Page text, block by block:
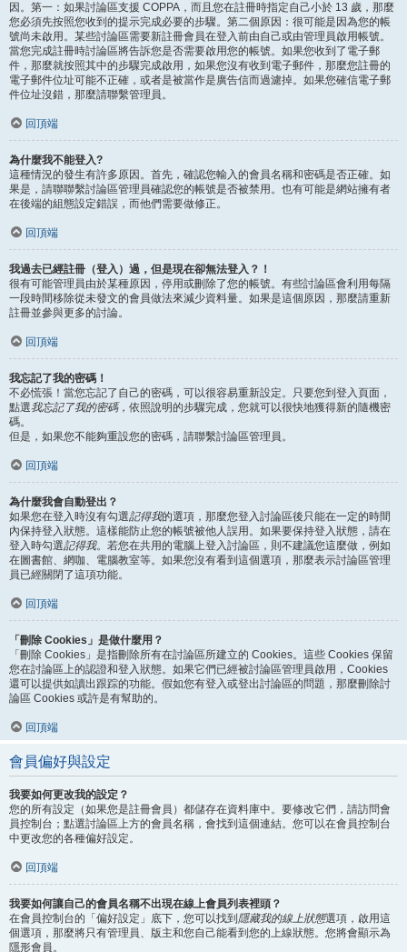
因。第一：如果討論區支援 COPPA，而且您在註冊時指定自己小於 13 歲，那麼
您必須先按照您收到的提示完成必要的步驟。第二個原因：很可能是因為您的帳
號尚未啟用。某些討論區需要新註冊會員在登入前由自己或由管理員啟用帳號。
當您完成註冊時討論區將告訴您是否需要啟用您的帳號。如果您收到了電子郵
件，那麼就按照其中的步驟完成啟用，如果您沒有收到電子郵件，那麼您註冊的
電子郵件位址可能不正確，或者是被當作是廣告信而過濾掉。如果您確信電子郵
件位址沒錯，那麼請聯繫管理員。
回頂端
為什麼我不能登入?
這種情況的發生有許多原因。首先，確認您輸入的會員名稱和密碼是否正確。如
果是，請聯聯繫討論區管理員確認您的帳號是否被禁用。也有可能是網站擁有者
在後端的組態設定錯誤，而他們需要做修正。
回頂端
我過去已經註冊（登入）過，但是現在卻無法登入？！
很有可能管理員由於某種原因，停用或刪除了您的帳號。有些討論區會利用每隔
一段時間移除從未發文的會員做法來減少資料量。如果是這個原因，那麼請重新
註冊並參與更多的討論。
回頂端
我忘記了我的密碼！
不必慌張！當您忘記了自己的密碼，可以很容易重新設定。只要您到登入頁面，
點選我忘記了我的密碼，依照說明的步驟完成，您就可以很快地獲得新的隨機密
碼。
但是，如果您不能夠重設您的密碼，請聯繫討論區管理員。
回頂端
為什麼我會自動登出？
如果您在登入時沒有勾選記得我的選項，那麼您登入討論區後只能在一定的時間
內保持登入狀態。這樣能防止您的帳號被他人誤用。如果要保持登入狀態，請在
登入時勾選記得我。若您在共用的電腦上登入討論區，則不建議您這麼做，例如
在圖書館、網咖、電腦教室等。如果您沒有看到這個選項，那麼表示討論區管理
員已經關閉了這項功能。
回頂端
「刪除 Cookies」是做什麼用？
「刪除 Cookies」是指刪除所有在討論區所建立的 Cookies。這些 Cookies 保留
您在討論區上的認證和登入狀態。如果它們已經被討論區管理員啟用，Cookies
還可以提供如讀出跟踪的功能。假如您有登入或登出討論區的問題，那麼刪除討
論區 Cookies 或許是有幫助的。
回頂端
會員偏好與設定
我要如何更改我的設定？
您的所有設定（如果您是註冊會員）都儲存在資料庫中。要修改它們，請訪問會
員控制台；點選討論區上方的會員名稱，會找到這個連結。您可以在會員控制台
中更改您的各種偏好設定。
回頂端
我要如何讓自己的會員名稱不出現在線上會員列表裡頭？
在會員控制台的「偏好設定」底下，您可以找到 隱藏我的線上狀態選項，啟用這
個選項，那麼將只有管理員、版主和您自己能看到您的上線狀態。您將會顯示為
隱形會員。